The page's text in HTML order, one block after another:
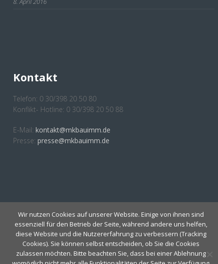
Kontakt
Telefon: 0 30/398 20 50 80
Konflikt- Hotline: 0 30/398 20 50 88
E-Mail: kontakt@mkbauimm.de
Presse: presse@mkbauimm.de
Wir nutzen Cookies auf unserer Website. Einige von ihnen sind
essenziell für den Betrieb der Seite, während andere uns helfen,
diese Website und die Nutzererfahrung zu verbessern (Tracking
Cookies). Sie können selbst entscheiden, ob Sie die Cookies
zulassen möchten. Bitte beachten Sie, dass bei einer Ablehnung